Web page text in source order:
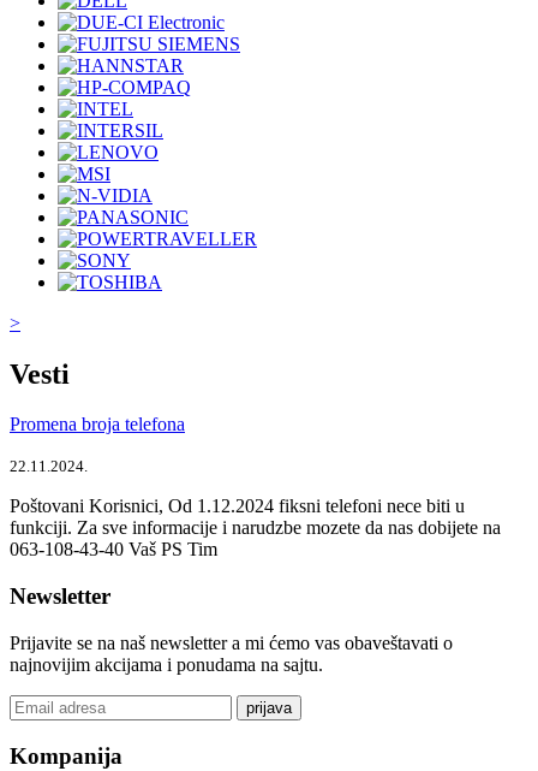
>
Vesti
Promena broja telefona
22.11.2024.
Poštovani Korisnici, Od 1.12.2024 fiksni telefoni nece biti u
funkciji. Za sve informacije i narudzbe mozete da nas dobijete na
063-108-43-40 Vaš PS Tim
Newsletter
Prijavite se na naš newsletter a mi ćemo vas obaveštavati o
najnovijim akcijama i ponudama na sajtu.
prijava
Kompanija